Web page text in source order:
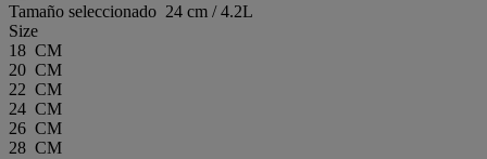
Tamaño seleccionado 24 cm / 4.2L
Size
18 CM
20 CM
22 CM
24 CM
26 CM
28 CM